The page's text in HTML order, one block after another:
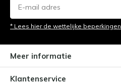
* Lees hier de wettelijke beperkingen
Meer informatie
Klantenservice